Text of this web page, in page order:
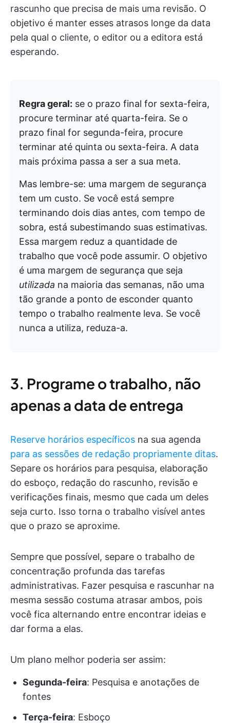
rascunho que precisa de mais uma revisão. O
objetivo é manter esses atrasos longe da data
pela qual o cliente, o editor ou a editora está
esperando.
Regra geral: se o prazo final for sexta-feira,
procure terminar até quarta-feira. Se o
prazo final for segunda-feira, procure
terminar até quinta ou sexta-feira. A data
mais próxima passa a ser a sua meta.
Mas lembre-se: uma margem de segurança
tem um custo. Se você está sempre
terminando dois dias antes, com tempo de
sobra, está subestimando suas estimativas.
Essa margem reduz a quantidade de
trabalho que você pode assumir. O objetivo
é uma margem de segurança que seja
utilizada na maioria das semanas, não uma
tão grande a ponto de esconder quanto
tempo o trabalho realmente leva. Se você
nunca a utiliza, reduza-a.
3. Programe o trabalho, não
apenas a data de entrega
Reserve horários específicos na sua agenda
para as sessões de redação propriamente ditas.
Separe os horários para pesquisa, elaboração
do esboço, redação do rascunho, revisão e
verificações finais, mesmo que cada um deles
seja curto. Isso torna o trabalho visível antes
que o prazo se aproxime.
Sempre que possível, separe o trabalho de
concentração profunda das tarefas
administrativas. Fazer pesquisa e rascunhar na
mesma sessão costuma atrasar ambos, pois
você fica alternando entre encontrar ideias e
dar forma a elas.
Um plano melhor poderia ser assim:
Segunda-feira: Pesquisa e anotações de
fontes
Terça-feira: Esboço